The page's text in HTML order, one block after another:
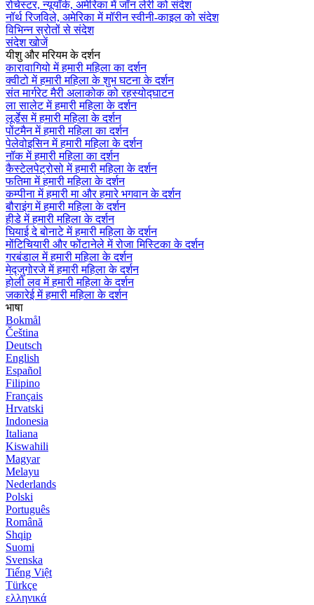
रोचेस्टर, न्यूयॉर्क, अमेरिका में जॉन लेरी को संदेश
नॉर्थ रिजविले, अमेरिका में मॉरीन स्वीनी-काइल को संदेश
विभिन्न स्रोतों से संदेश
संदेश खोजें
यीशु और मरियम के दर्शन
कारावागियो में हमारी महिला का दर्शन
क्वीटो में हमारी महिला के शुभ घटना के दर्शन
संत मार्गरेट मैरी अलाकोक को रहस्योद्घाटन
ला सालेट में हमारी महिला के दर्शन
लूर्डेस में हमारी महिला के दर्शन
पोंटमैन में हमारी महिला का दर्शन
पेलेवोइसिन में हमारी महिला के दर्शन
नॉक में हमारी महिला का दर्शन
कैस्टेलपेट्रोसो में हमारी महिला के दर्शन
फतिमा में हमारी महिला के दर्शन
कम्पीना में हमारी मा और हमारे भगवान के दर्शन
बौराइंग में हमारी महिला के दर्शन
हीडे में हमारी महिला के दर्शन
घियाई दे बोनाटे में हमारी महिला के दर्शन
मोंटिचियारी और फोंटानेले में रोजा मिस्टिका के दर्शन
गरबंडाल में हमारी महिला के दर्शन
मेद्जुगोरजे में हमारी महिला के दर्शन
होली लव में हमारी महिला के दर्शन
जकारेई में हमारी महिला के दर्शन
भाषा
Bokmål
Čeština
Deutsch
English
Español
Filipino
Français
Hrvatski
Indonesia
Italiana
Kiswahili
Magyar
Melayu
Nederlands
Polski
Português
Română
Shqip
Suomi
Svenska
Tiếng Việt
Türkçe
ελληνικά